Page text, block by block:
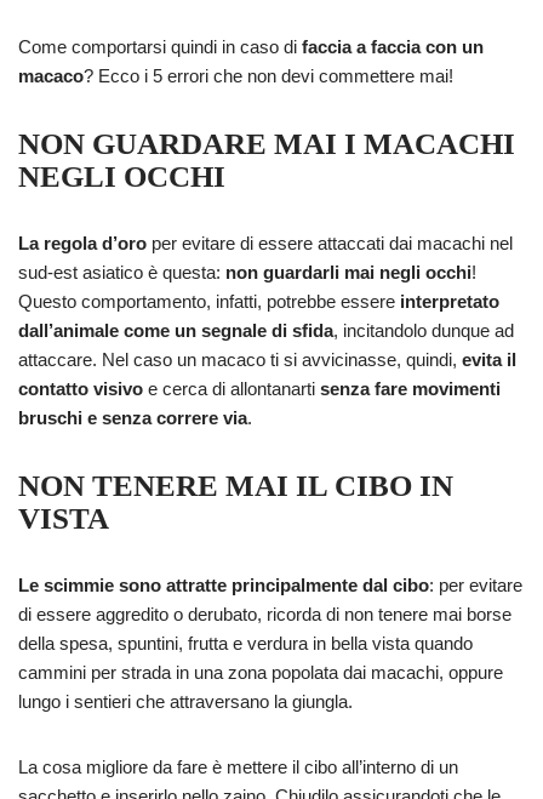
Come comportarsi quindi in caso di faccia a faccia con un
macaco? Ecco i 5 errori che non devi commettere mai!
NON GUARDARE MAI I MACACHI
NEGLI OCCHI
La regola d’oro per evitare di essere attaccati dai macachi nel
sud-est asiatico è questa: non guardarli mai negli occhi!
Questo comportamento, infatti, potrebbe essere interpretato
dall’animale come un segnale di sfida, incitandolo dunque ad
attaccare. Nel caso un macaco ti si avvicinasse, quindi, evita il
contatto visivo e cerca di allontanarti senza fare movimenti
bruschi e senza correre via.
NON TENERE MAI IL CIBO IN
VISTA
Le scimmie sono attratte principalmente dal cibo: per evitare
di essere aggredito o derubato, ricorda di non tenere mai borse
della spesa, spuntini, frutta e verdura in bella vista quando
cammini per strada in una zona popolata dai macachi, oppure
lungo i sentieri che attraversano la giungla.
La cosa migliore da fare è mettere il cibo all’interno di un